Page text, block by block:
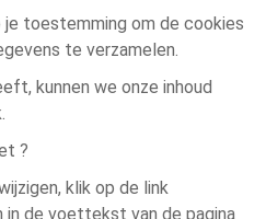
toestemming om de cookies
te verzamelen.
kunnen we onze inhoud
?
klik op de link
in de voettekst van de pagina
bepalingen